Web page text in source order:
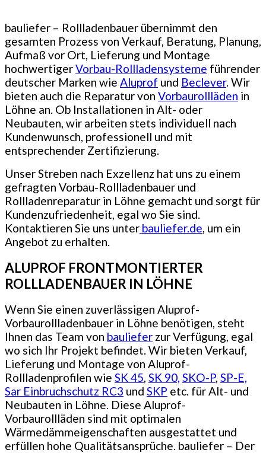
bauliefer – Rollladenbauer übernimmt den
gesamten Prozess von Verkauf, Beratung, Planung,
Aufmaß vor Ort, Lieferung und Montage
hochwertigerVorbau-Rollladensysteme führender
deutscher Marken wie Aluprof und Beclever. Wir
bieten auch die Reparatur von Vorbaurollläden in
Löhne an. Ob Installationen in Alt- oder
Neubauten, wir arbeiten stets individuell nach
Kundenwunsch, professionell und mit
entsprechender Zertifizierung.
Unser Streben nach Exzellenz hat uns zu einem
gefragten Vorbau-Rollladenbauer und
Rollladenreparatur in Löhne gemacht und sorgt für
Kundenzufriedenheit, egal wo Sie sind.
Kontaktieren Sie uns unter bauliefer.de, um ein
Angebot zu erhalten.
ALUPROF FRONTMONTIERTER
ROLLLADENBAUER IN LÖHNE
Wenn Sie einen zuverlässigen Aluprof-
Vorbaurollladenbauer in Löhne benötigen, steht
Ihnen das Team von bauliefer zur Verfügung, egal
wo sich Ihr Projekt befindet. Wir bieten Verkauf,
Lieferung und Montage von Aluprof-
Rollladenprofilen wie SK 45, SK 90, SKO-P, SP-E,
Sar Einbruchschutz RC3 und SKP etc. für Alt- und
Neubauten in Löhne. Diese Aluprof-
Vorbaurollläden sind mit optimalen
Wärmedämmeigenschaften ausgestattet und
erfüllen hohe Qualitätsansprüche. bauliefer – Der